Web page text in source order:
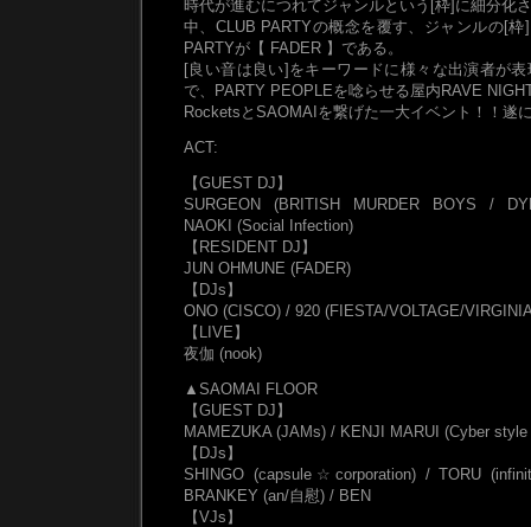
時代が進むにつれてジャンルという[枠]に細分化
中、CLUB PARTYの概念を覆す、ジャンルの[
PARTYが【 FADER 】である。
[良い音は良い]をキーワードに様々な出演者が
で、PARTY PEOPLEを唸らせる屋内RAVE
RocketsとSAOMAIを繋げた一大イベント！！遂
ACT:
【GUEST DJ】
SURGEON (BRITISH MURDER BOYS /
NAOKI (Social Infection)
【RESIDENT DJ】
JUN OHMUNE (FADER)
【DJs】
ONO (CISCO) / 920 (FIESTA/VOLTAGE/
【LIVE】
夜伽 (nook)
▲SAOMAI FLOOR
【GUEST DJ】
MAMEZUKA (JAMs) / KENJI MARUI (Cyber
【DJs】
SHINGO (capsule☆corporation) / TORU
BRANKEY (an/自慰) / BEN
【VJs】